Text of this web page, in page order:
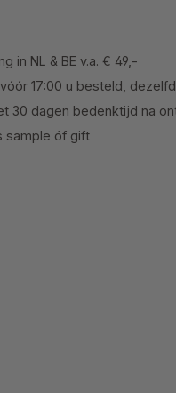
in NL & BE v.a. € 49,-
17:00 u besteld,
30 dagen bedenktijd na
sample óf gift